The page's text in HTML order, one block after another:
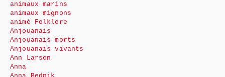
animaux marins
animaux mignons
animé Folklore
Anjouanais
Anjouanais morts
Anjouanais vivants
Ann Larson
Anna